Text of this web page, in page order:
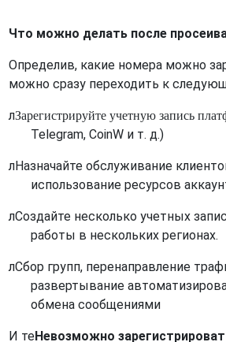
Что можно делать после
Определив, какие номера можно
можно сразу переходить к
лЗарегистрируйте учетную запись
Telegram, CoinW и т. д.)
лНазначайте обслуживание
использование ресурсов
лСоздайте несколько учетных
работы в нескольких регионах.
лСбор групп, перенаправление
развертывание
обмена сообщениями
И теНевозможно